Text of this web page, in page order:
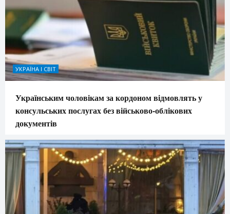
УКРАЇНА І СВІТ
Українським чоловікам за кордоном відмовлять у
консульських послугах без військово-облікових
документів